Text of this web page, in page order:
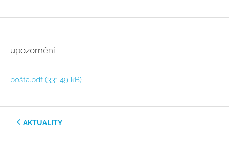
upozornění
pošta.pdf(331.49 kB)
AKTUALITY